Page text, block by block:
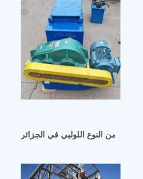
الزيت من النوع اللولبي في الجزائر